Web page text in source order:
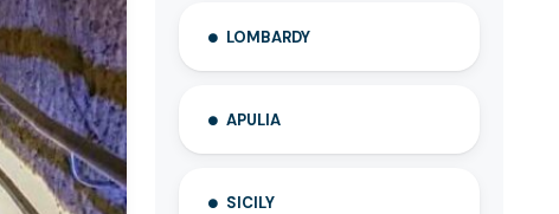
LOMBARDY
APULIA
SICILY